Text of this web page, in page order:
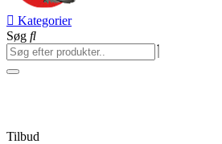
Kategorier
Søg
Tilbud